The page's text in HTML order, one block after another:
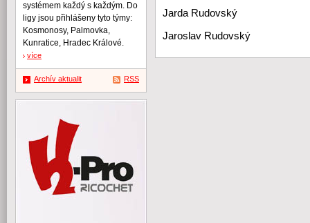
Jarda Rudovský
Jaroslav Rudovský
systémem každý s každým. Do
ligy jsou přihlášeny tyto týmy:
Kosmonosy, Palmovka,
Kunratice, Hradec Králové.
více
Archív aktualit RSS